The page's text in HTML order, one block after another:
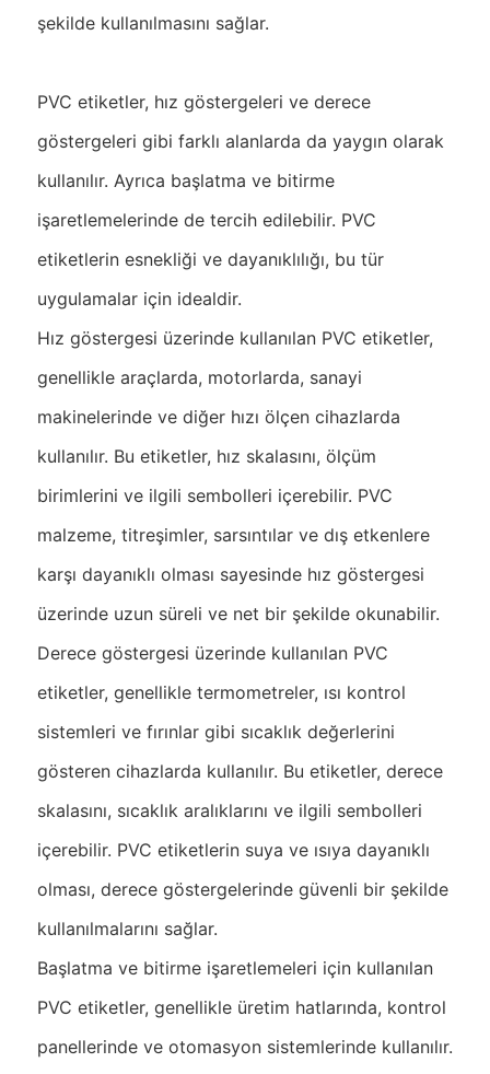
şekilde kullanılmasını sağlar.
PVC etiketler, hız göstergeleri ve derece
göstergeleri gibi farklı alanlarda da yaygın olarak
kullanılır. Ayrıca başlatma ve bitirme
işaretlemelerinde de tercih edilebilir. PVC
etiketlerin esnekliği ve dayanıklılığı, bu tür
uygulamalar için idealdir.
Hız göstergesi üzerinde kullanılan PVC etiketler,
genellikle araçlarda, motorlarda, sanayi
makinelerinde ve diğer hızı ölçen cihazlarda
kullanılır. Bu etiketler, hız skalasını, ölçüm
birimlerini ve ilgili sembolleri içerebilir. PVC
malzeme, titreşimler, sarsıntılar ve dış etkenlere
karşı dayanıklı olması sayesinde hız göstergesi
üzerinde uzun süreli ve net bir şekilde okunabilir.
Derece göstergesi üzerinde kullanılan PVC
etiketler, genellikle termometreler, ısı kontrol
sistemleri ve fırınlar gibi sıcaklık değerlerini
gösteren cihazlarda kullanılır. Bu etiketler, derece
skalasını, sıcaklık aralıklarını ve ilgili sembolleri
içerebilir. PVC etiketlerin suya ve ısıya dayanıklı
olması, derece göstergelerinde güvenli bir şekilde
kullanılmalarını sağlar.
Başlatma ve bitirme işaretlemeleri için kullanılan
PVC etiketler, genellikle üretim hatlarında, kontrol
panellerinde ve otomasyon sistemlerinde kullanılır.